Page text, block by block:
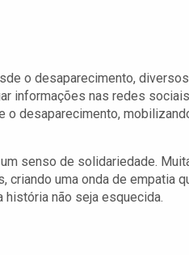
o desaparecimento, diversos
informações nas redes
o desaparecimento,
senso de solidariedade.
uma onda de empatia
história não seja esquecida.